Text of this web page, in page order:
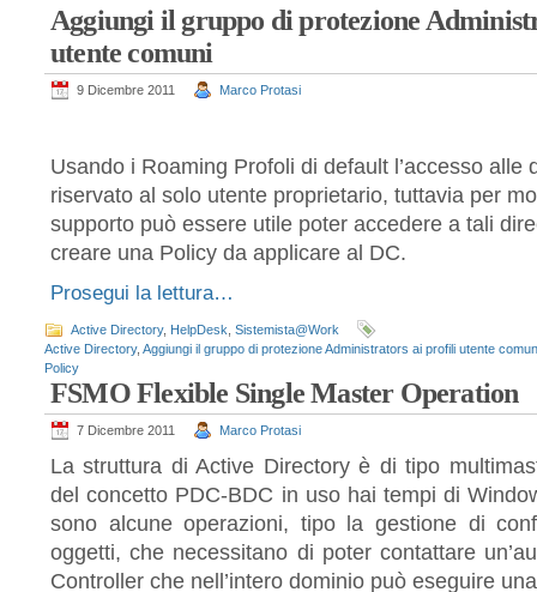
Aggiungi il gruppo di protezione
utente comuni
9 Dicembre 2011 Marco Protasi
Usando i Roaming Profoli di default l’accesso alle
riservato al solo utente proprietario, tuttavia per
supporto può essere utile poter accedere a tali
creare una Policy da applicare al DC.
Prosegui la lettura…
Active Directory, HelpDesk Sistemista@Work
Active Directory, Aggiungi il gruppo di protezione Administrators ai profili utente
Policy
FSMO Flexible Single Master Operation
7 Dicembre 2011 Marco Protasi
La struttura di Active Directory è di tipo
del concetto PDC-BDC in uso hai tempi di
sono alcune operazioni, tipo la gestione di
oggetti, che necessitano di poter contattare
Controller che nell’intero dominio può eseguire